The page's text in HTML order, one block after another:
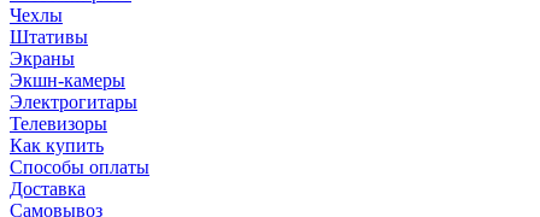
Чехлы
Штативы
Экраны
Экшн-камеры
Электрогитары
Телевизоры
Как купить
Способы оплаты
Доставка
Самовывоз